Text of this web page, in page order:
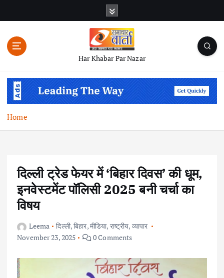
n
Har Khabar Par Nazar
Home
दिल्ली ट्रेड फेयर में ‘बिहार दिवस’ की धूम,
इनवेस्टमेंट पॉलिसी 2025 बनी चर्चा का
विषय
Leema दिल्ली,बिहार,मीडिया, राष्ट्रीय, व्यापार
November 23, 2025
0 Comments